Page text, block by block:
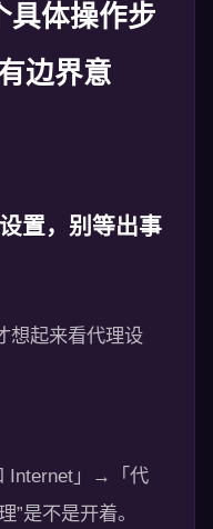
具体操作步
边界意
置，别等出事
想起来看代理设
Internet」→「代
是不是开着。